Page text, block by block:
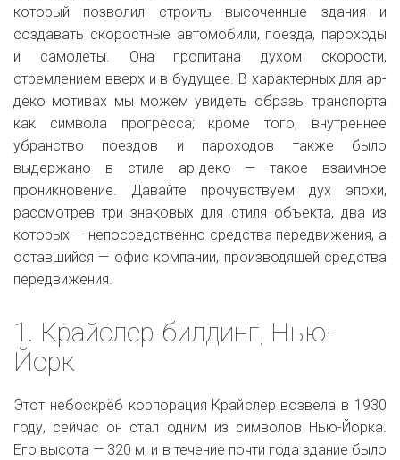
который позволил строить высоченные здания и
создавать скоростные автомобили, поезда, пароходы
и самолеты. Она пропитана духом скорости,
стремлением вверх и в будущее. В характерных для ар-
деко мотивах мы можем увидеть образы транспорта
как символа прогресса; кроме того, внутреннее
убранство поездов и пароходов также было
выдержано в стиле ар-деко — такое взаимное
проникновение. Давайте прочувствуем дух эпохи,
рассмотрев три знаковых для стиля объекта, два из
которых — непосредственно средства передвижения, а
оставшийся — офис компании, производящей средства
передвижения.
1. Крайслер-билдинг, Нью-
Йорк
Этот небоскрёб корпорация Крайслер возвела в 1930
году, сейчас он стал одним из символов Нью-Йорка.
Его высота — 320 м, и в течение почти года здание было